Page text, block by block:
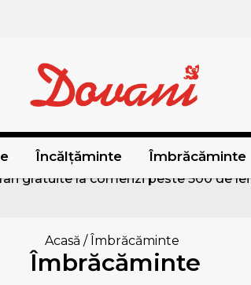
Încălțăminte Îmbrăcăminte
gratuite la comenzi peste 500 de lei
Acasă / Îmbrăcăminte
Îmbrăcăminte